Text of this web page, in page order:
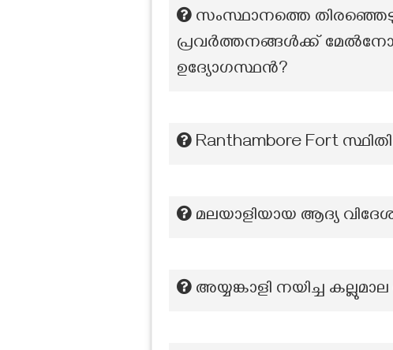
സംസ്ഥാനത്തെ
പ്രവർത്തനങ്ങൾക്ക്
ഉദ്യോഗസ്ഥൻ?
Ranthambore Fort
മലയാളിയായ ആദ്യ
അയ്യങ്കാളി നയിച്ച